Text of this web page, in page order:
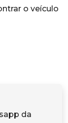
o veículo
da